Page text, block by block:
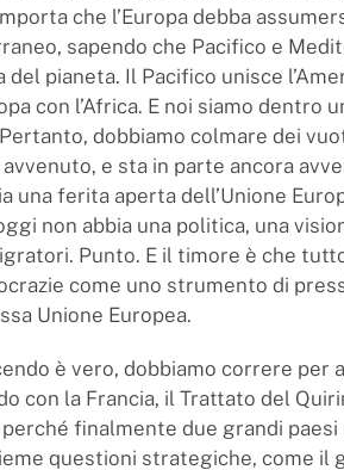
che l’Europa debba
sapendo che Pacifico e
pianeta. Il Pacifico unisce
con l’Africa. E noi siamo dentro
dobbiamo colmare dei
e sta in parte ancora
una ferita aperta dell’Unione
non abbia una politica, una
Punto. E il timore è che
come uno strumento di
Unione Europea.
è vero, dobbiamo correre per
con la Francia, il Trattato del
finalmente due grandi
questioni strategiche, come il